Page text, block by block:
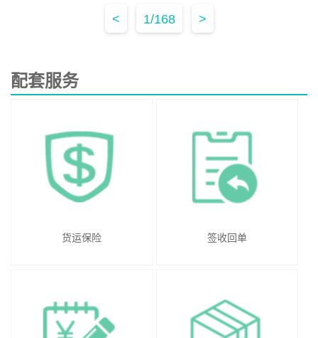
< 1/168 >
配套服务
货运保险 签收回单